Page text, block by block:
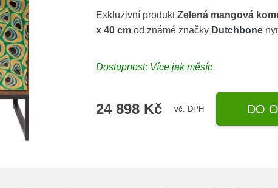
Exkluzivní produktZelená mangová
x 40 cm od známé značky Dutchbone
Dostupnost: Více jak měsíc
24 898 Kč vč. DPH DO